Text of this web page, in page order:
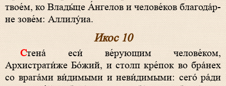
тво­е́м, ко Вла­ды́­це А́н­ге­лов и че­ло­ве́­ков бла­го­да́р­
не зо­ве́м: Алли­лу́иа.
Икос 10
Сте­на́ еси́ ве́рующим че­ло­ве́­ком,
Архистрати́же Бо́­жий, и столп кре́пок во бра́нех
со вра­га́­ми ви́димыми и неви́димыми: се­го́ ра́­ди